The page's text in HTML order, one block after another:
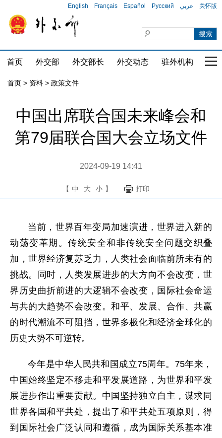
English Français Español Русский عربي 关怀版
首页 外交部 外交部长 外交动态 驻外机构 国
首页 > 资料 > 政策文件
中国出席联合国未来峰会和
第79届联合国大会立场文件
2024-09-19 14:41
【 中 大 小 】 打印
当前，世界百年变局加速演进，世界进入新的
动荡变革期。传统安全和非传统安全问题交织叠
加，世界经济复苏乏力，人类社会面临前所未有的
挑战。同时，人类发展进步的大方向不会改变，世
界历史曲折前进的大逻辑不会改变，国际社会命运
与共的大趋势不会改变。和平、发展、合作、共赢
的时代潮流不可阻挡，世界多极化和经济全球化的
历史大势不可逆转。
今年是中华人民共和国成立75周年。75年来，
中国始终坚定不移走和平发展道路，为世界和平发
展进步作出重要贡献。中国坚持独立自主，谋求同
世界各国和平共处，提出了和平共处五项原则，得
到国际社会广泛认同和遵循，成为国际关系基本准